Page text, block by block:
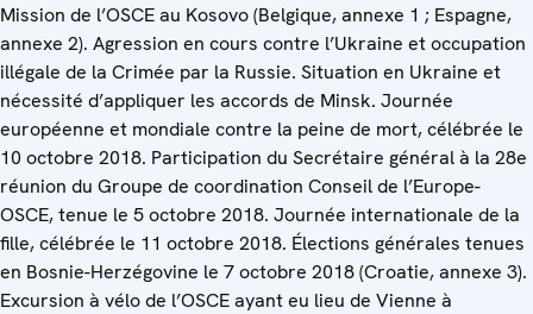
Mission de l’OSCE au Kosovo (Belgique, annexe 1 ; Espagne,
annexe 2). Agression en cours contre l’Ukraine et occupation
illégale de la Crimée par la Russie. Situation en Ukraine et
nécessité d’appliquer les accords de Minsk. Journée
européenne et mondiale contre la peine de mort, célébrée le
10 octobre 2018. Participation du Secrétaire général à la 28e
réunion du Groupe de coordination Conseil de l’Europe-
OSCE, tenue le 5 octobre 2018. Journée internationale de la
fille, célébrée le 11 octobre 2018. Élections générales tenues
en Bosnie-Herzégovine le 7 octobre 2018 (Croatie, annexe 3).
Excursion à vélo de l’OSCE ayant eu lieu de Vienne à